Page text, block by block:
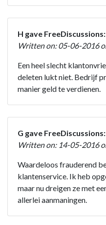
H gave FreeDiscussions:
Written on: 05-06-2016
Een heel slecht
deleten lukt niet. Bedrijf
manier geld te verdienen.
G gave FreeDiscussions:
Written on: 14-05-2016
Waardeloos frauderend
klantenservice. Ik heb
maar nu dreigen ze met
allerlei aanmaningen.